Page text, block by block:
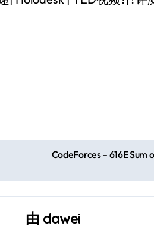
CodeForces – 616E
由 dawei